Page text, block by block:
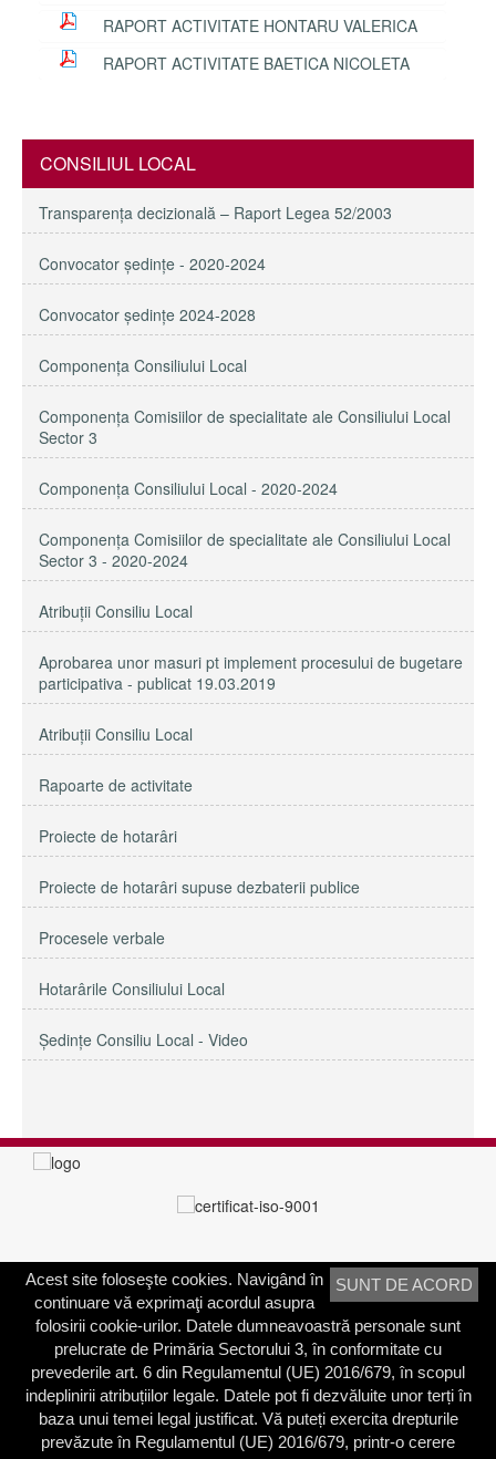
RAPORT ACTIVITATE HONTARU VALERICA
RAPORT ACTIVITATE BAETICA NICOLETA
CONSILIUL LOCAL
Transparenţa decizională – Raport Legea 52/2003
Convocator ședințe - 2020-2024
Convocator ședințe 2024-2028
Componența Consiliului Local
Componența Comisiilor de specialitate ale Consiliului Local
Sector 3
Componenţa Consiliului Local - 2020-2024
Componenţa Comisiilor de specialitate ale Consiliului Local
Sector 3 - 2020-2024
Atribuţii Consiliu Local
Aprobarea unor masuri pt implement procesului de bugetare
participativa - publicat 19.03.2019
Atribuții Consiliu Local
Rapoarte de activitate
Proiecte de hotarâri
Proiecte de hotarâri supuse dezbaterii publice
Procesele verbale
Hotarârile Consiliului Local
Şedinţe Consiliu Local - Video
PRIMĂRIA SECTORULUI 3
Adresa:Calea Dudeşti nr. 191
Bucureşti, Sector 3, România
Contactați-ne
Telefon: 021.318.03.23
Fax: 021.318.03.04
SUNT DE ACORD
Acest site foloseşte cookies. Navigând în
continuare vă exprimaţi acordul asupra
folosirii cookie-urilor. Datele dumneavoastră personale sunt
prelucrate de Primăria Sectorului 3, în conformitate cu
prevederile art. 6 din Regulamentul (UE) 2016/679, în scopul
indeplinirii atribuțiilor legale. Datele pot fi dezvăluite unor terți în
baza unui temei legal justificat. Vă puteți exercita drepturile
prevăzute în Regulamentul (UE) 2016/679, printr-o cerere